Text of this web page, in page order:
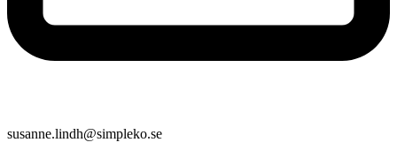
susanne.lindh@simpleko.se